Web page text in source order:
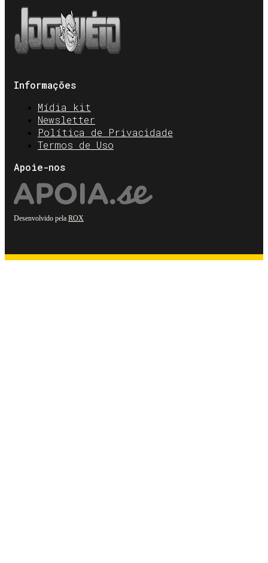
Informações
Mídia kit
Newsletter
Política de Privacidade
Termos de Uso
Apoie-nos
Desenvolvido pela ROX